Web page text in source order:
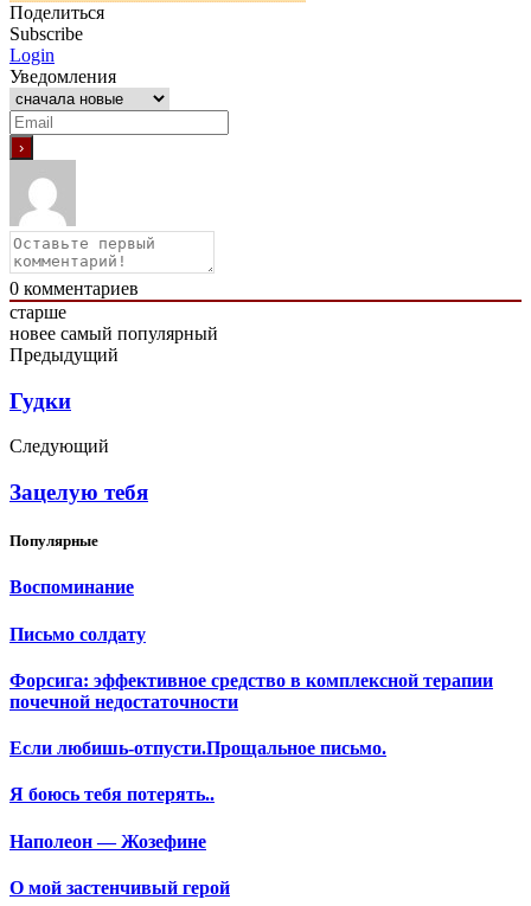
Поделиться
Subscribe
Login
Уведомления
0 комментариев
старше
новее самый популярный
Предыдущий
Гудки
Следующий
Зацелую тебя
Популярные
Воспоминание
Письмо солдату
Форсига: эффективное средство в комплексной терапии
почечной недостаточности
Если любишь-отпусти.Прощальное письмо.
Я боюсь тебя потерять..
Наполеон — Жозефине
О мой застенчивый герой